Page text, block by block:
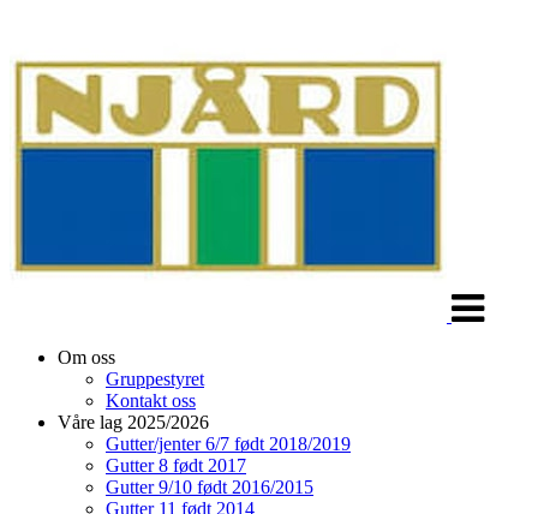
Om oss
Gruppestyret
Kontakt oss
Våre lag 2025/2026
Gutter/jenter 6/7 født 2018/2019
Gutter 8 født 2017
Gutter 9/10 født 2016/2015
Gutter 11 født 2014